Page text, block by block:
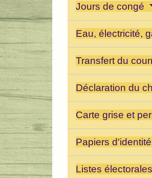
Jours de congé
Eau, électricité,
Transfert du
Déclaration du
Carte grise et
Papiers d'identité
Listes électorales